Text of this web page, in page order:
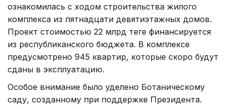
ознакомилась с ходом строительства жилого
комплекса из пятнадцати девятиэтажных домов.
Проект стоимостью 22 млрд теңге финансируется
из республиканского бюджета. В комплексе
предусмотрено 945 квартир, которые скоро будут
сданы в эксплуатацию.
Особое внимание было уделено Ботаническому
саду, созданному при поддержке Президента.